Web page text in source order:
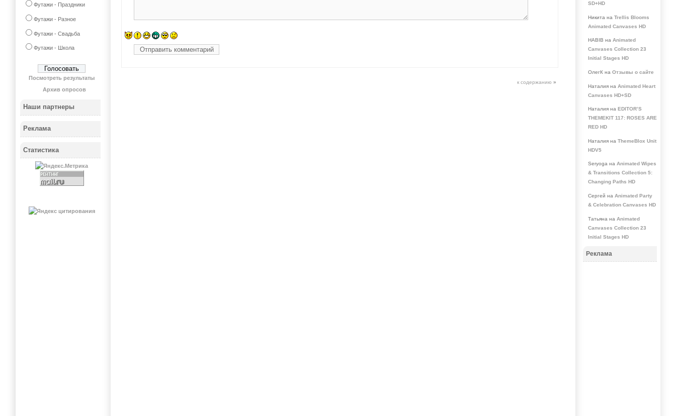
к содержанию »
Футажи - Праздники
Футажи - Разное
Футажи - Свадьба
Футажи - Школа
Посмотреть результаты
Архив опросов
Наши партнеры
Реклама
Статистика
SD+HD
Никита на Trellis Blooms
Animated Canvases HD
HABIB на Animated
Canvases Collection 23
Initial Stages HD
ОлегК на Отзывы о сайте
Наталия на Animated Heart
Canvases HD+SD
Наталия на EDITOR’S
THEMEKIT 117: ROSES ARE
RED HD
Наталия на ThemeBlox Unit
HDV5
Seryoga на Animated Wipes
& Transitions Collection 5:
Changing Paths HD
Сергей на Animated Party
& Celebration Canvases HD
Татьяна на Animated
Canvases Collection 23
Initial Stages HD
Реклама